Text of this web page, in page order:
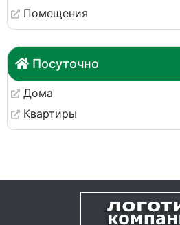
Помещения
Посуточно
Дома
Квартиры